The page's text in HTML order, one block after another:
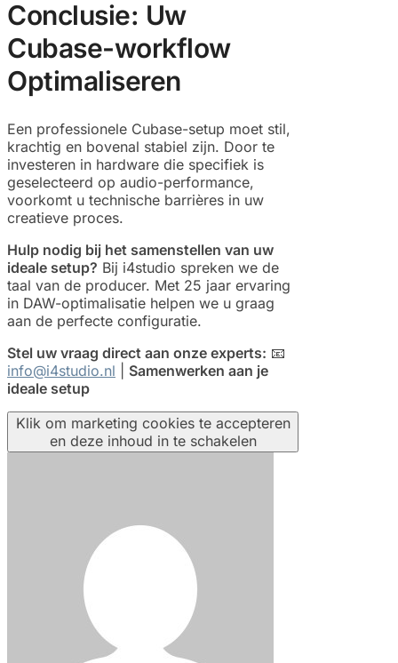
Conclusie: Uw
Cubase-workflow
Optimaliseren
Een professionele Cubase-setup moet stil,
krachtig en bovenal stabiel zijn. Door te
investeren in hardware die specifiek is
geselecteerd op audio-performance,
voorkomt u technische barrières in uw
creatieve proces.
Hulp nodig bij het samenstellen van uw
ideale setup? Bij i4studio spreken we de
taal van de producer. Met 25 jaar ervaring
in DAW-optimalisatie helpen we u graag
aan de perfecte configuratie.
Stel uw vraag direct aan onze experts: 📧
info@i4studio.nl
Samenwerken aan je
ideale setup
Klik om marketing cookies te accepteren
en deze inhoud in te schakelen